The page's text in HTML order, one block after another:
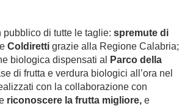
di tutte le taglie: spremute di
Coldiretti grazie alla Regione Calabria;
biologica dispensati al
Parco della
di frutta e verdura biologici all’ora nel
con la collaborazione con
riconoscere la frutta migliore, e